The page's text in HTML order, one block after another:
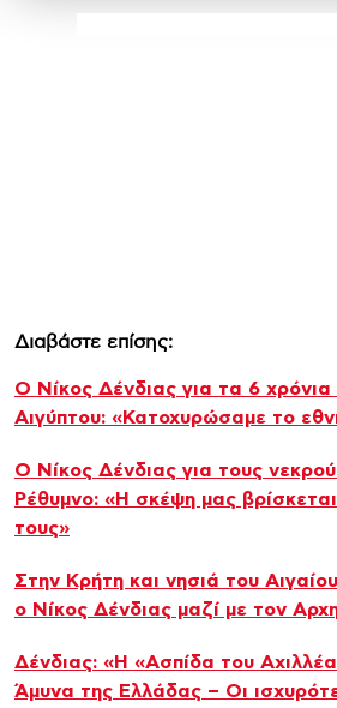
Διαβάστε επίσης:
Ο Νίκος Δένδιας για τα 6
Αιγύπτου: «Κατοχυρώσαμε το
Ο Νίκος Δένδιας για τους
Ρέθυμνο: «Η σκέψη μας
τους»
Στην Κρήτη και νησιά του
ο Νίκος Δένδιας μαζί με τον
Δένδιας: «Η «Ασπίδα του
Άμυνα της Ελλάδας – Οι